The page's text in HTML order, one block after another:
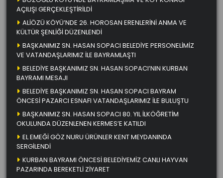
AÇILIŞI GERÇEKLEŞTİRİLDİ
ALİÖZÜ KÖYÜ’NDE 26. HOROSAN ERENLERİNİ ANMA VE
KÜLTÜR ŞENLİĞİ DÜZENLENDİ
BAŞKANIMIZ SN. HASAN SOPACI BELEDİYE PERSONELİMİZ
VE VATANDAŞLARIMIZ İLE BAYRAMLAŞTI
BELEDİYE BAŞKANIMIZ SN. HASAN SOPACI’NIN KURBAN
BAYRAMI MESAJI
BELEDİYE BAŞKANIMIZ SN. HASAN SOPACI BAYRAM
ÖNCESİ PAZARCI ESNAFI VATANDAŞLARIMIZ İLE BULUŞTU
BAŞKANIMIZ SN. HASAN SOPACI 80. YIL İLKÖĞRETİM
OKULUNDA DÜZENLENEN KERMES’E KATILDI
EL EMEĞİ GÖZ NURU ÜRÜNLER KENT MEYDANINDA
SERGİLENDİ
KURBAN BAYRAMI ÖNCESİ BELEDİYEMİZ CANLI HAYVAN
PAZARINDA BEREKETLİ ZİYARET